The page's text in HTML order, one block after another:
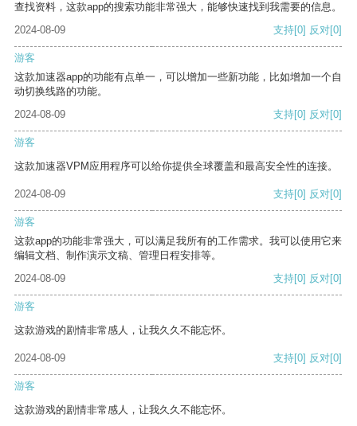
查找资料，这款app的搜索功能非常强大，能够快速找到我需要的信息。
2024-08-09
支持[0] 反对[0]
游客
这款加速器app的功能有点单一，可以增加一些新功能，比如增加一个自
动切换线路的功能。
2024-08-09
支持[0] 反对[0]
游客
这款加速器VPM应用程序可以给你提供全球覆盖和最高安全性的连接。
2024-08-09 支持[0] 反对[0]
游客
这款app的功能非常强大，可以满足我所有的工作需求。我可以使用它来
编辑文档、制作演示文稿、管理日程安排等。
2024-08-09
支持[0] 反对[0]
游客
这款游戏的剧情非常感人，让我久久不能忘怀。
2024-08-09 支持[0] 反对[0]
游客
这款游戏的剧情非常感人，让我久久不能忘怀。